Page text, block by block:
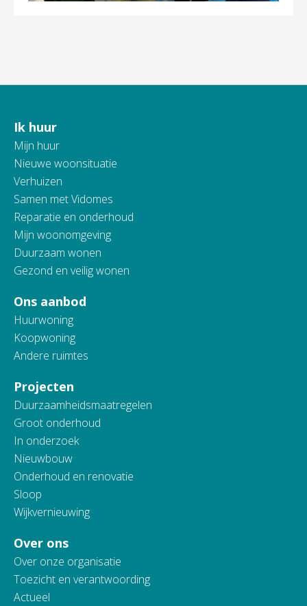
Contactinformatie
Ik huur
Mijn huur
Nieuwe woonsituatie
Verhuizen
Samen met Vidomes
Reparatie en onderhoud
Mijn woonomgeving
Duurzaam wonen
Gezond en veilig wonen
Ons aanbod
Huurwoning
Koopwoning
Andere ruimtes
Projecten
Duurzaamheidsmaatregelen
Groot onderhoud
In onderzoek
Nieuwbouw
Onderhoud en renovatie
Sloop
Wijkvernieuwing
Over ons
Over onze organisatie
Toezicht en verantwoording
Actueel